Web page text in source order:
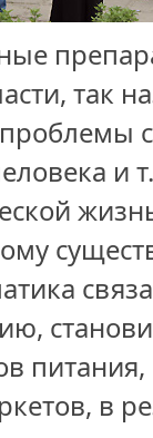
так
проблемы
и
в